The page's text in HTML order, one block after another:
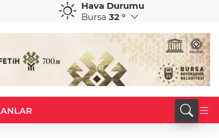
%0,38
CHF
59,0083
Hava Durumu
Bursa 32 °